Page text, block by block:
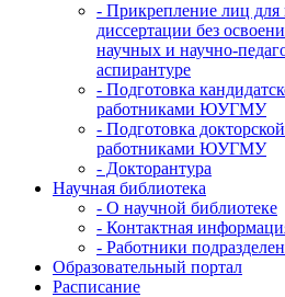
- Прикрепление лиц для
диссертации без
научных и научно-
аспирантуре
- Подготовка
работниками ЮУГМУ
- Подготовка
работниками ЮУГМУ
- Докторантура
Научная библиотека
- О научной библиотеке
- Контактная
- Работники
Образовательный портал
Расписание